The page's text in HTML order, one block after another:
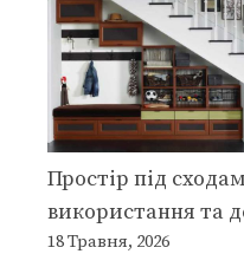
Простір під
використання та
18 Травня, 2026